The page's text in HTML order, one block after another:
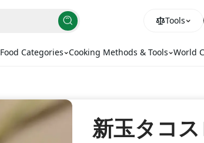
Tools
Food Categories Cooking Methods & Tools World
新玉タコ